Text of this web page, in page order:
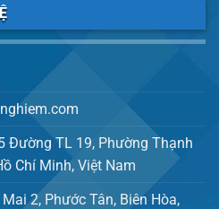
Đường TL 19, Phường Thạnh
Chí Minh, Việt Nam
2, Phước Tân, Biên Hòa,